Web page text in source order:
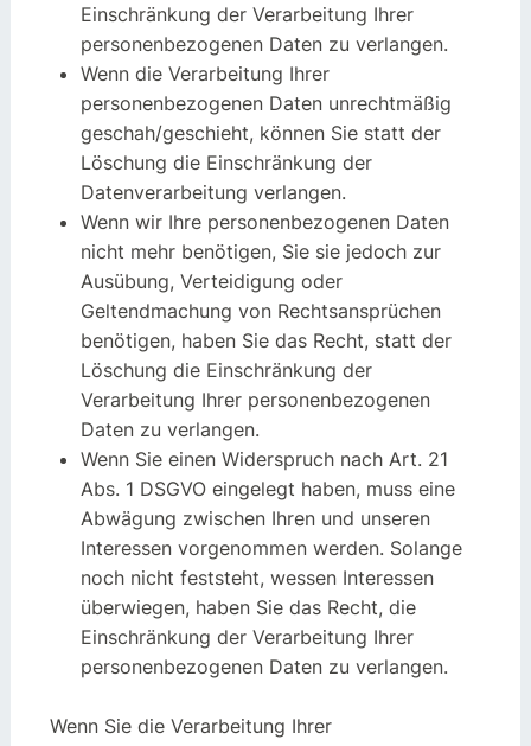
Einschränkung der Verarbeitung Ihrer
personenbezogenen Daten zu verlangen.
Wenn die Verarbeitung Ihrer
personenbezogenen Daten unrechtmäßig
geschah/geschieht, können Sie statt der
Löschung die Einschränkung der
Datenverarbeitung verlangen.
Wenn wir Ihre personenbezogenen Daten
nicht mehr benötigen, Sie sie jedoch zur
Ausübung, Verteidigung oder
Geltendmachung von Rechtsansprüchen
benötigen, haben Sie das Recht, statt der
Löschung die Einschränkung der
Verarbeitung Ihrer personenbezogenen
Daten zu verlangen.
Wenn Sie einen Widerspruch nach Art. 21
Abs. 1 DSGVO eingelegt haben, muss eine
Abwägung zwischen Ihren und unseren
Interessen vorgenommen werden. Solange
noch nicht feststeht, wessen Interessen
überwiegen, haben Sie das Recht, die
Einschränkung der Verarbeitung Ihrer
personenbezogenen Daten zu verlangen.
Wenn Sie die Verarbeitung Ihrer